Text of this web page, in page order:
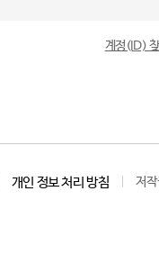
계정(ID)
개인 정보 처리 방침 저